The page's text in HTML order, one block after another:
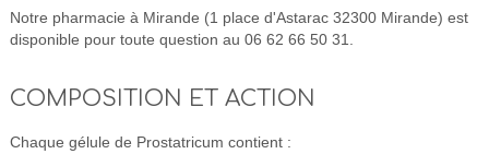
Notre pharmacie à Mirande (1 place d'Astarac 32300 Mirande) est
disponible pour toute question au 06 62 66 50 31.
COMPOSITION ET ACTION
Chaque gélule de Prostatricum contient :